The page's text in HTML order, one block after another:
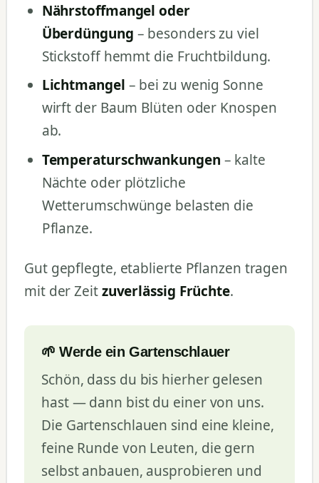
Nährstoffmangel oder
Überdüngung – besonders zu viel
Stickstoff hemmt die Fruchtbildung.
Lichtmangel – bei zu wenig Sonne
wirft der Baum Blüten oder Knospen
ab.
Temperaturschwankungen – kalte
Nächte oder plötzliche
Wetterumschwünge belasten die
Pflanze.
Gut gepflegte, etablierte Pflanzen tragen
mit der Zeitzuverlässig Früchte.
🌱 Werde ein Gartenschlauer
Schön, dass du bis hierher gelesen
hast — dann bist du einer von uns.
Die Gartenschlauen sind eine kleine,
feine Runde von Leuten, die gern
selbst anbauen, ausprobieren und